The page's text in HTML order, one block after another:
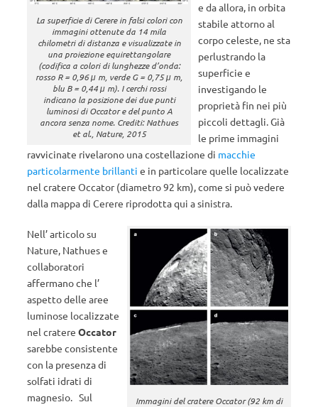
La superficie di Cerere in falsi colori con
immagini ottenute da 14 mila
chilometri di distanza e visualizzate in
una proiezione equirettangolare
(codifica a colori di lunghezze d’onda:
rosso R = 0,96 μ m, verde G = 0,75 μ m,
blu B = 0,44 μ m). I cerchi rossi
indicano la posizione dei due punti
luminosi di Occator e del punto A
ancora senza nome. Crediti: Nathues
et al., Nature, 2015
e da allora, in orbita
stabile attorno al
corpo celeste, ne sta
perlustrando la
superficie e
investigando le
proprietà fin nei più
piccoli dettagli. Già
le prime immagini
ravvicinate rivelarono una costellazione di macchie
particolarmente brillanti e in particolare quelle localizzate
nel cratere Occator (diametro 92 km), come si può vedere
dalla mappa di Cerere riprodotta qui a sinistra.
Immagini del cratere Occator (92 km di
Nell’ articolo su
Nature, Nathues e
collaboratori
affermano che l’
aspetto delle aree
luminose localizzate
nel cratere Occator
sarebbe consistente
con la presenza di
solfati idrati di
magnesio. Sul